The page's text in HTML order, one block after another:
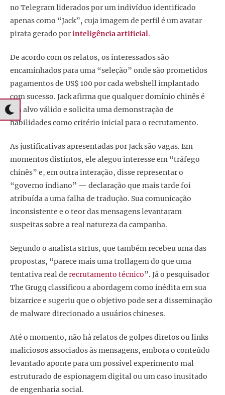
no Telegram liderados por um indivíduo identificado
apenas como “Jack”, cuja imagem de perfil é um avatar
pirata gerado porinteligência artificial.
De acordo com os relatos, os interessados são
encaminhados para uma “seleção” onde são prometidos
pagamentos de US$ 100 por cada webshell implantado
com sucesso. Jack afirma que qualquer domínio chinês é
um alvo válido e solicita uma demonstração de
habilidades como critério inicial para o recrutamento.
As justificativas apresentadas por Jack são vagas. Em
momentos distintos, ele alegou interesse em “tráfego
chinês” e, em outra interação, disse representar o
“governo indiano” — declaração que mais tarde foi
atribuída a uma falha de tradução. Sua comunicação
inconsistente e o teor das mensagens levantaram
suspeitas sobre a real natureza da campanha.
Segundo o analista s1r1us, que também recebeu uma das
propostas, “parece mais uma trollagem do que uma
tentativa real de recrutamento técnico”. Já o pesquisador
The Grugq classificou a abordagem como inédita em sua
bizarrice e sugeriu que o objetivo pode ser a disseminação
de malware direcionado a usuários chineses.
Até o momento, não há relatos de golpes diretos ou links
maliciosos associados às mensagens, embora o conteúdo
levantado aponte para um possível experimento mal
estruturado de espionagem digital ou um caso inusitado
de engenharia social.